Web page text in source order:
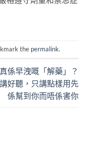
the permalink.
係早洩嘅「解藥」？
好聽，只講點樣用先
係幫到你而唔係害你